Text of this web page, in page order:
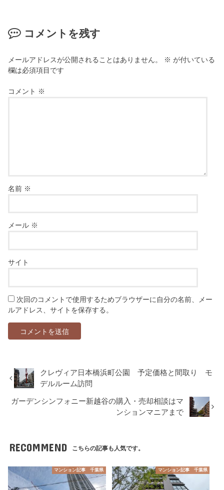
コメントを残す
メールアドレスが公開されることはありません。 ※ が付いている
欄は必須項目です
コメント ※
名前 ※
メール ※
サイト
次回のコメントで使用するためブラウザーに自分の名前、メー
ルアドレス、サイトを保存する。
クレヴィア日本橋浜町公園 予定価格と間取り モ
デルルーム訪問
ガーデンシンフォニー新越谷の購入・売却相談はマ
ンションマニアまで
RECOMMEND こちらの記事も人気です。
マンション記事 千葉県 マンション記事 千葉県